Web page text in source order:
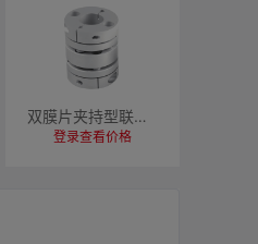
双膜片夹持型联轴器
登录查看价格